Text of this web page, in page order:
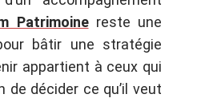
Patrimoinereste une
bâtir une stratégie
appartient à ceux qui
de décider ce qu’il veut